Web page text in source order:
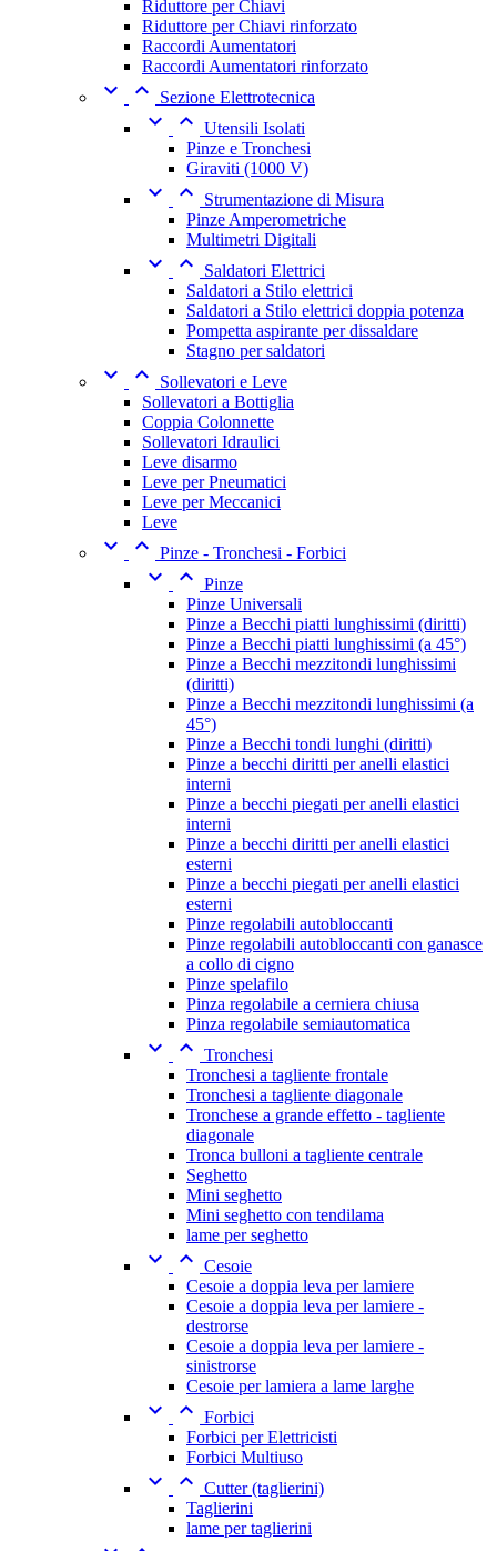
Riduttore per Chiavi
Riduttore per Chiavi rinforzato
Raccordi Aumentatori
Raccordi Aumentatori rinforzato
  Sezione Elettrotecnica
  Utensili Isolati
Pinze e Tronchesi
Giraviti (1000 V)
 
Strumentazione di Misura
Pinze Amperometriche
Multimetri Digitali
 
Saldatori Elettrici
Saldatori a Stilo elettrici
Saldatori a Stilo elettrici doppia potenza
Pompetta aspirante per dissaldare
Stagno per saldatori
 
Sollevatori e Leve
Sollevatori a Bottiglia
Coppia Colonnette
Sollevatori Idraulici
Leve disarmo
Leve per Pneumatici
Leve per Meccanici
Leve
  Pinze - Tronchesi - Forbici
  Pinze
Pinze Universali
Pinze a Becchi piatti lunghissimi (diritti)
Pinze a Becchi piatti lunghissimi (a 45°)
Pinze a Becchi mezzitondi lunghissimi
(diritti)
Pinze a Becchi mezzitondi lunghissimi (a
45°)
Pinze a Becchi tondi lunghi (diritti)
Pinze a becchi diritti per anelli elastici
interni
Pinze a becchi piegati per anelli elastici
interni
Pinze a becchi diritti per anelli elastici
esterni
Pinze a becchi piegati per anelli elastici
esterni
Pinze regolabili autobloccanti
Pinze regolabili autobloccanti con ganasce
a collo di cigno
Pinze spelafilo
Pinza regolabile a cerniera chiusa
Pinza regolabile semiautomatica
  Tronchesi
Tronchesi a tagliente frontale
Tronchesi a tagliente diagonale
Tronchese a grande effetto - tagliente
diagonale
Tronca bulloni a tagliente centrale
Seghetto
Mini seghetto
Mini seghetto con tendilama
lame per seghetto
  Cesoie
Cesoie a doppia leva per lamiere
Cesoie a doppia leva per lamiere -
destrorse
Cesoie a doppia leva per lamiere -
sinistrorse
Cesoie per lamiera a lame larghe
  Forbici
Forbici per Elettricisti
Forbici Multiuso
  Cutter (taglierini)
Taglierini
lame per taglierini